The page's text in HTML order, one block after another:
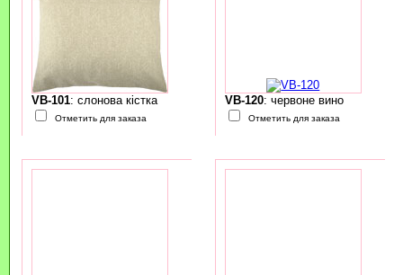
VB-101: слонова кістка
Отметить для заказа
VB-120: червоне вино
Отметить для заказа